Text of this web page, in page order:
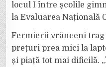
locul I între școlile
la Evaluarea Națională
Fermierii vrânceni trag
prețuri prea mici la
și piață tot mai dificilă.